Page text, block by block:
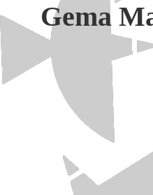
Gema